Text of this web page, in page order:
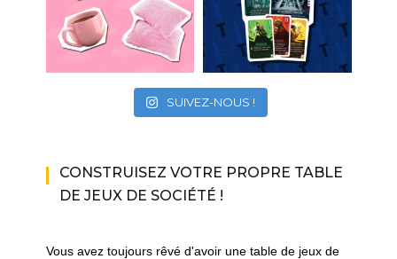
SUIVEZ-NOUS !
CONSTRUISEZ VOTRE PROPRE TABLE
DE JEUX DE SOCIÉTÉ !
Vous avez toujours rêvé d'avoir une table de jeux de